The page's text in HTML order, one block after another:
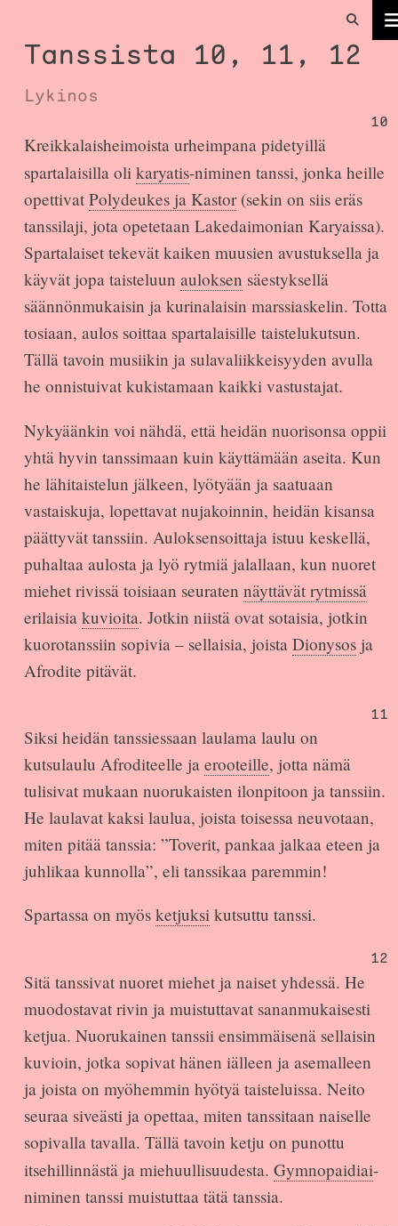
Tanssista 10, 11, 12
Lykinos
10
Kreikkalaisheimoista urheimpana pidetyillä
spartalaisilla oli karyatis-niminen tanssi, jonka heille
opettivat Polydeukes ja Kastor(sekin on siis eräs
tanssilaji, jota opetetaan Lakedaimonian Karyaissa).
Spartalaiset tekevät kaiken muusien avustuksella ja
käyvät jopa taisteluun auloksen säestyksellä
säännönmukaisin ja kurinalaisin marssiaskelin. Totta
tosiaan, aulos soittaa spartalaisille taistelukutsun.
Tällä tavoin musiikin ja sulavaliikkeisyyden avulla
he onnistuivat kukistamaan kaikki vastustajat.
Nykyäänkin voi nähdä, että heidän nuorisonsa oppii
yhtä hyvin tanssimaan kuin käyttämään aseita. Kun
he lähitaistelun jälkeen, lyötyään ja saatuaan
vastaiskuja, lopettavat nujakoinnin, heidän kisansa
päättyvät tanssiin. Auloksensoittaja istuu keskellä,
puhaltaa aulosta ja lyö rytmiä jalallaan, kun nuoret
miehet rivissä toisiaan seuraten näyttävät rytmissä
erilaisia kuvioita. Jotkin niistä ovat sotaisia, jotkin
kuorotanssiin sopivia – sellaisia, joista Dionysosja
Afrodite pitävät.
11
Siksi heidän tanssiessaan laulama laulu on
kutsulaulu Afroditeelle ja erooteille, jotta nämä
tulisivat mukaan nuorukaisten ilonpitoon ja tanssiin.
He laulavat kaksi laulua, joista toisessa neuvotaan,
miten pitää tanssia: ”Toverit, pankaa jalkaa eteen ja
juhlikaa kunnolla”, eli tanssikaa paremmin!
Spartassa on myös ketjuksikutsuttu tanssi.
12
Sitä tanssivat nuoret miehet ja naiset yhdessä. He
muodostavat rivin ja muistuttavat sananmukaisesti
ketjua. Nuorukainen tanssii ensimmäisenä sellaisin
kuvioin, jotka sopivat hänen iälleen ja asemalleen
ja joista on myöhemmin hyötyä taisteluissa. Neito
seuraa siveästi ja opettaa, miten tanssitaan naiselle
sopivalla tavalla. Tällä tavoin ketju on punottu
itsehillinnästä ja miehuullisuudesta. Gymnopaidiai-
niminen tanssi muistuttaa tätä tanssia.